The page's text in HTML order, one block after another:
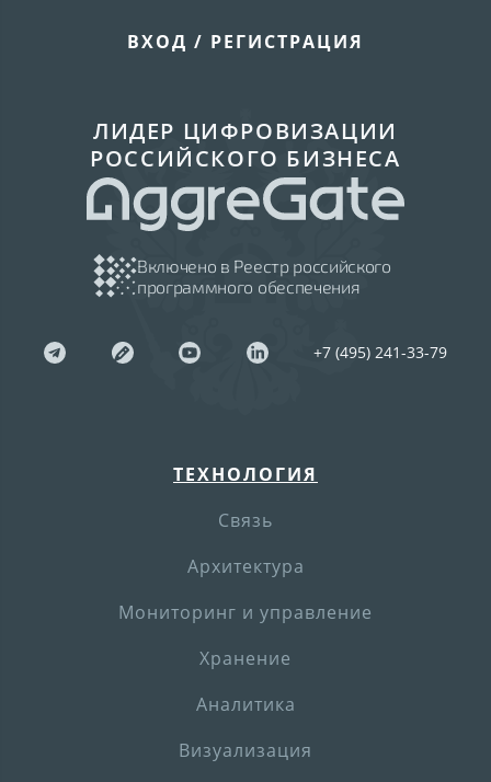
ЛИДЕР ЦИФРОВИЗАЦИИ
РОССИЙСКОГО БИЗНЕСА
Включено в Реестр российского
программного обеспечения
+7 (495) 241-33-79
ТЕХНОЛОГИЯ
Связь
Архитектура
Мониторинг и управление
Хранение
Аналитика
Визуализация
ВХОД / РЕГИСТРАЦИЯ